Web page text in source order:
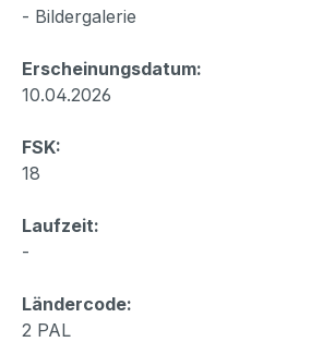
- Bildergalerie
Erscheinungsdatum:
10.04.2026
FSK:
18
Laufzeit:
-
Ländercode:
2 PAL